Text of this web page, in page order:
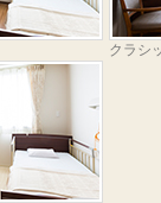
クラシ